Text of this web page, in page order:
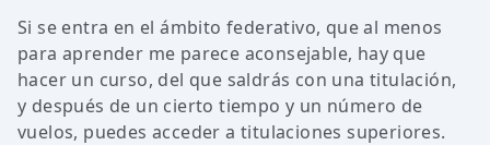
Si se entra en el ámbito federativo, que al menos
para aprender me parece aconsejable, hay que
hacer un curso, del que saldrás con una titulación,
y después de un cierto tiempo y un número de
vuelos, puedes acceder a titulaciones superiores.